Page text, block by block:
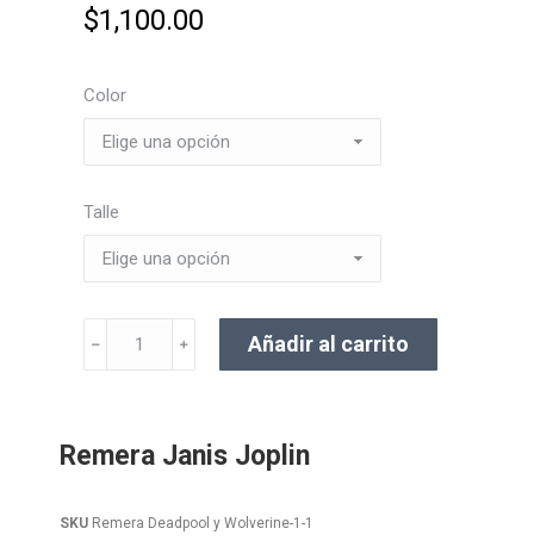
$1,100.00
Color
Talle
﹣ ﹢ Añadir al carrito
Remera Janis Joplin
SKU Remera Deadpool y Wolverine-1-1